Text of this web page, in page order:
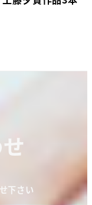
下さい